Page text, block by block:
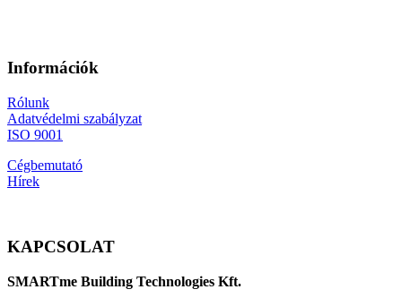
Információk
Rólunk
Adatvédelmi szabályzat
ISO 9001
Cégbemutató
Hírek
KAPCSOLAT
SMARTme Building Technologies Kft.